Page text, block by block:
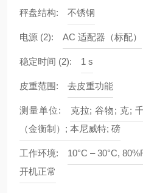
秤盘结构: 不锈钢
电源 (2): AC 适配器（标配）
稳定时间 (2): 1 s
皮重范围: 去皮重功能
测量单位:
克拉; 谷物; 克;
（金衡制）; 本尼威特; 磅
工作环境:
10°C – 30°C,
开机正常